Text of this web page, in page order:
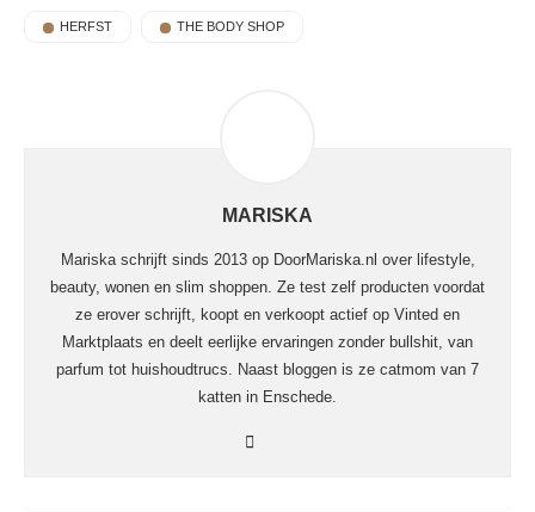
HERFST THE BODY SHOP
MARISKA
Mariska schrijft sinds 2013 op DoorMariska.nl over lifestyle,
beauty, wonen en slim shoppen. Ze test zelf producten voordat
ze erover schrijft, koopt en verkoopt actief op Vinted en
Marktplaats en deelt eerlijke ervaringen zonder bullshit, van
parfum tot huishoudtrucs. Naast bloggen is ze catmom van 7
katten in Enschede.